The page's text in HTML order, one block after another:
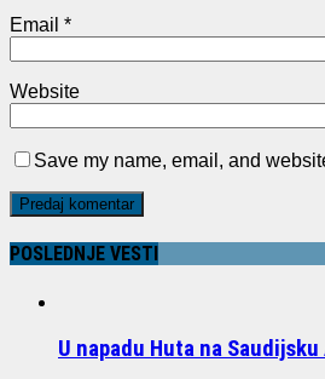
Email *
Website
Save my name, email, and
POSLEDNJE VESTI
U napadu Huta na